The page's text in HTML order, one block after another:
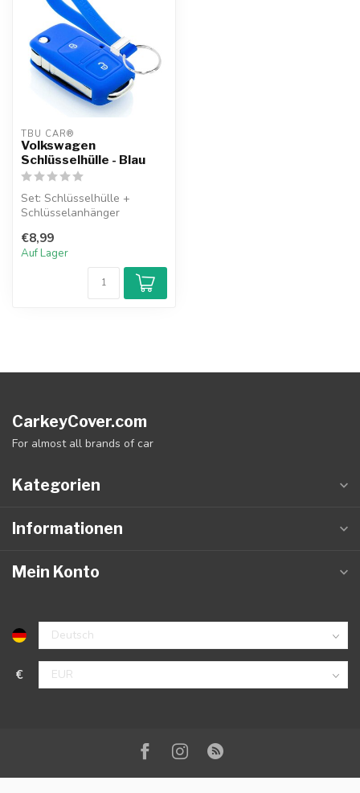
TBU CAR®
Volkswagen
Schlüsselhülle - Blau
Set: Schlüsselhülle +
Schlüsselanhänger
€8,99
Auf Lager
CarkeyCover.com
For almost all brands of car
Kategorien
Informationen
Mein Konto
€